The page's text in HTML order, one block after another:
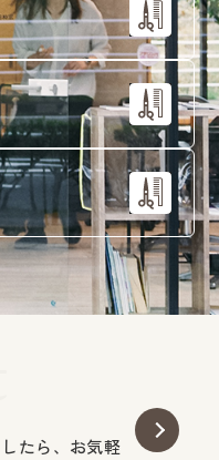
たら、お気軽